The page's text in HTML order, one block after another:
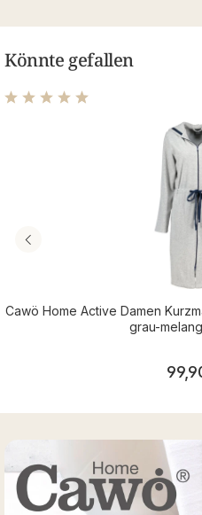
Könnte gefallen
Durchschnittliche
Cawö Home Active Damen
grau-